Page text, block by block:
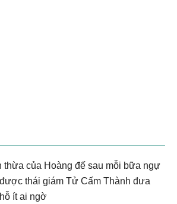
thừa của Hoàng đế sau mỗi bữa ngự
thái giám Tử Cấm Thành đưa
ít ai ngờ